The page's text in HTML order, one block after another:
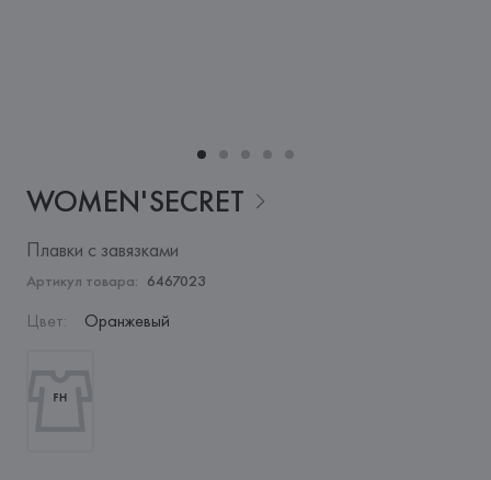
WOMEN'SECRET
Плавки с завязками
Артикул товара: 6467023
Цвет: Оранжевый